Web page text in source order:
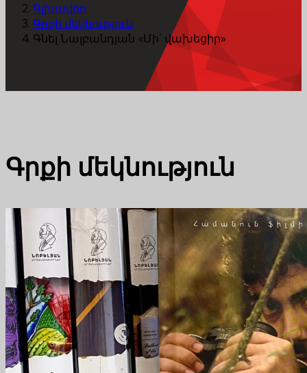
Գլխավոր
Գրքի մեկնություն
Գնել Նալբանդյան «Մի՛ վախեցիր»
Գրքի մեկնություն